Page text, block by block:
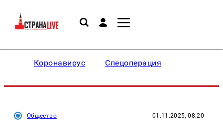
Коронавирус Спецоперация
Общество 01.11.2025, 08:20